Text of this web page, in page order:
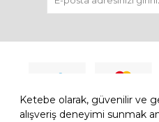
Ketebe olarak, güvenilir ve
alışveriş deneyimi sunmak